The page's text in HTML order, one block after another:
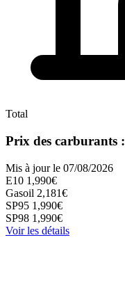
Total
Prix des carburants :
Mis à jour le 07/08/2026
E10 1,990€
Gasoil 2,181€
SP95 1,990€
SP98 1,990€
Voir les détails